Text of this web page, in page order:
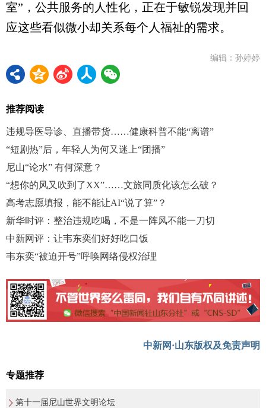
室”，公共服务的人性化，正在于敏锐发现并回
应这些看似微小却关系每个人福祉的需求。
编辑：孙婷婷
推荐阅读
违规导医导诊、直播带货……健康科普不能“离谱”
“短剧热”后，年轻人为何又迷上“团播”
尼山“论水” 有何深意？
“想你的风又吹到了XX”……文旅同质化该怎么破？
高考志愿填报，能不能让AI“说了算”？
新华时评：整治违规吃喝，不是一阵风不能一刀切
中新网评：让韦东奕们好好吃口饭
韦东奕“被迫开号”呼唤网络侵权治理
中新网·山东版权及免责声明
专题推荐
第十一届尼山世界文明论坛